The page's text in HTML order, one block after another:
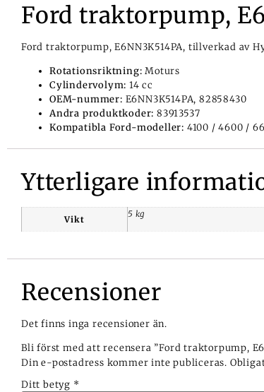
Ford traktorpump,
Ford traktorpump, E6NN3K514PA, tillverkad av
Rotationsriktning: Moturs
Cylindervolym: 14 cc
OEM-nummer: E6NN3K514PA, 82858430
Andra produktkoder: 83913537
Kompatibla Ford-modeller: 4100 / 4600 /
Ytterligare
Vikt
5 kg
Recensioner
Det finns inga recensioner än.
Bli först med att recensera ”Ford traktorpump,
Din e-postadress kommer inte publiceras.
Ditt betyg *